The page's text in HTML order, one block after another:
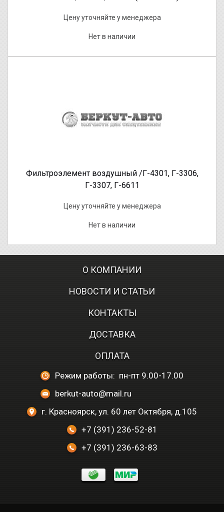
Цену уточняйте у менеджера
Нет в наличии
Фильтроэлемент воздушный /Г-4301, Г-3306,
Г-3307, Г-6611
Цену уточняйте у менеджера
Нет в наличии
О КОМПАНИИ
НОВОСТИ И СТАТЬИ
КОНТАКТЫ
ДОСТАВКА
ОПЛАТА
Режим работы: пн-пт 9.00-17.00
berkut-auto@mail.ru
г. Красноярск, ул. 60 лет Октября, д.105
+7 (391) 236-52-81
+7 (391) 236-63-83